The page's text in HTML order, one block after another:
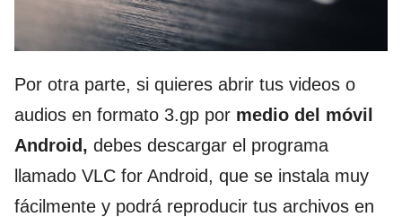
Por otra parte, si quieres abrir tus videos o
audios en formato 3.gp por medio del móvil
Android, debes descargar el programa
llamado VLC for Android, que se instala muy
fácilmente y podrá reproducir tus archivos en